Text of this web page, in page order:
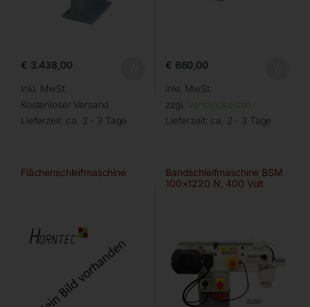
€ 3.438,00
inkl. MwSt.
Kostenloser Versand
Lieferzeit: ca. 2 - 3 Tage
€ 660,00
inkl. MwSt.
zzgl. Versandkosten
Lieferzeit: ca. 2 - 3 Tage
Flächenschleifmaschine
Bandschleifmaschine BSM
100×1220 N, 400 Volt